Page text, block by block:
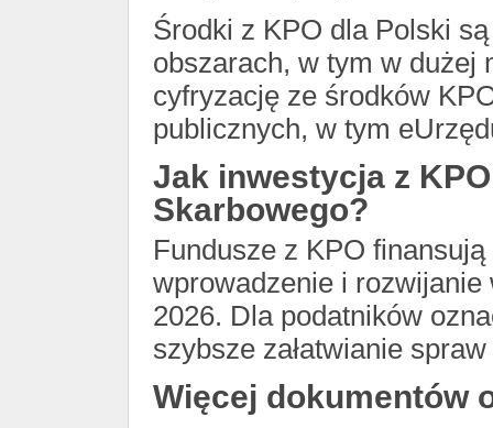
Środki z KPO dla Polski
obszarach, w tym w dużej
cyfryzację ze środków
publicznych, w tym
Jak inwestycja z
Skarbowego?
Fundusze z KPO
wprowadzenie i rozwijanie
2026. Dla podatników
szybsze załatwianie
Więcej dokumentów